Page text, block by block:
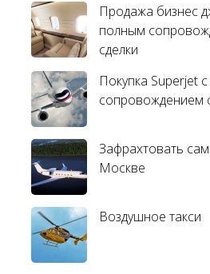
Продажа бизнес
полным
сделки
Покупка Superjet
сопровождением
Зафрахтовать
Москве
Воздушное такси